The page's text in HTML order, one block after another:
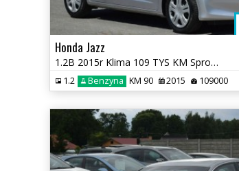
Honda Jazz
1.2B 2015r Klima 109 TYS KM Sprowadzony Opłacony
1.2 Benzyna KM 90 2015 109000